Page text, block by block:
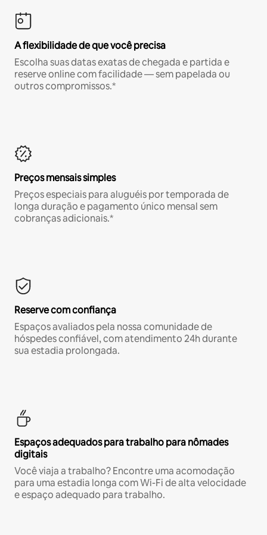
A flexibilidade de que você precisa
Escolha suas datas exatas de chegada e partida e
reserve online com facilidade — sem papelada ou
outros compromissos.*
Preços mensais simples
Preços especiais para aluguéis por temporada de
longa duração e pagamento único mensal sem
cobranças adicionais.*
Reserve com confiança
Espaços avaliados pela nossa comunidade de
hóspedes confiável, com atendimento 24h durante
sua estadia prolongada.
Espaços adequados para trabalho para nômades
digitais
Você viaja a trabalho? Encontre uma acomodação
para uma estadia longa com Wi-Fi de alta velocidade
e espaço adequado para trabalho.